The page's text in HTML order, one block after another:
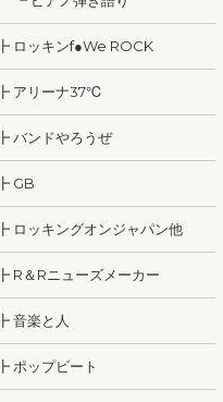
┣ ロッキンf●We ROCK
┣ アリーナ37℃
┣ バンドやろうぜ
┣ GB
┣ ロッキングオンジャパン他
┣ R＆Rニューズメーカー
┣ 音楽と人
┣ ポップビート